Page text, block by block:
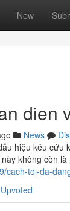
New
dien
News
hiệu kêu cứu
không còn
cach-toi-da-